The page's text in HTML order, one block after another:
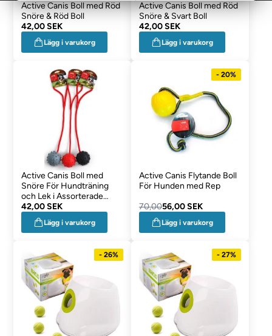
Active Canis Boll med Röd
Snöre & Röd Boll
42,00 SEK
Lägg i varukorg
Active Canis Boll med Röd
Snöre & Svart Boll
42,00 SEK
Lägg i varukorg
Active Canis Boll med
Snöre För Hundträning
och Lek i Assorterade
Färger
42,00 SEK
Lägg i varukorg
- 20%
Active Canis Flytande Boll
För Hunden med Rep
70,0056,00 SEK
Lägg i varukorg
- 26% - 27%